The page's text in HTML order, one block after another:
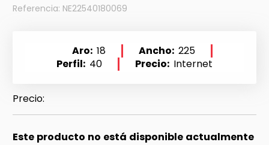
Referencia: NE22540180069
Aro 18 Ancho 225
Perfil 40 Precio Internet
Este producto no está disponible actualmente